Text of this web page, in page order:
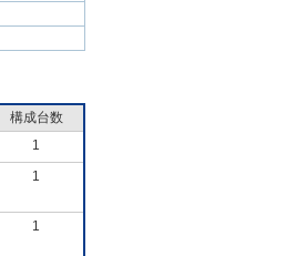
構成台数
1
1
1